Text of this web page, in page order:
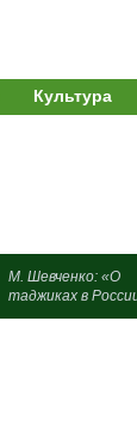
Культура
М. Шевченко: «О
таджиках в